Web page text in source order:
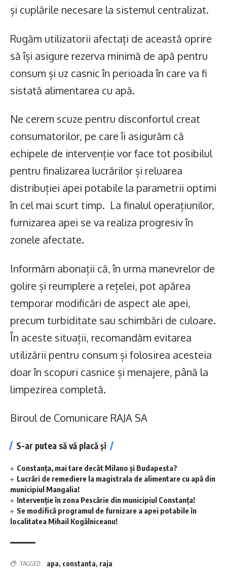
și cuplările necesare la sistemul centralizat.
Rugăm utilizatorii afectați de această oprire
să își asigure rezerva minimă de apă pentru
consum și uz casnic în perioada în care va fi
sistată alimentarea cu apă.
Ne cerem scuze pentru disconfortul creat
consumatorilor, pe care îi asigurăm că
echipele de intervenție vor face tot posibilul
pentru finalizarea lucrărilor și reluarea
distribuției apei potabile la parametrii optimi
în cel mai scurt timp. La finalul operațiunilor,
furnizarea apei se va realiza progresiv în
zonele afectate.
Informăm abonații că, în urma manevrelor de
golire și reumplere a rețelei, pot apărea
temporar modificări de aspect ale apei,
precum turbiditate sau schimbări de culoare.
În aceste situații, recomandăm evitarea
utilizării pentru consum și folosirea acesteia
doar în scopuri casnice și menajere, până la
limpezirea completă.
Biroul de Comunicare RAJA SA
S-ar putea să vă placă și
Constanța, mai tare decât Milano și Budapesta?
Lucrări de remediere la magistrala de alimentare cu apă din
municipiul Mangalia!
Intervenție în zona Pescărie din municipiul Constanța!
Se modifică programul de furnizare a apei potabile în
localitatea Mihail Kogălniceanu!
TAGGED: apa, constanta, raja